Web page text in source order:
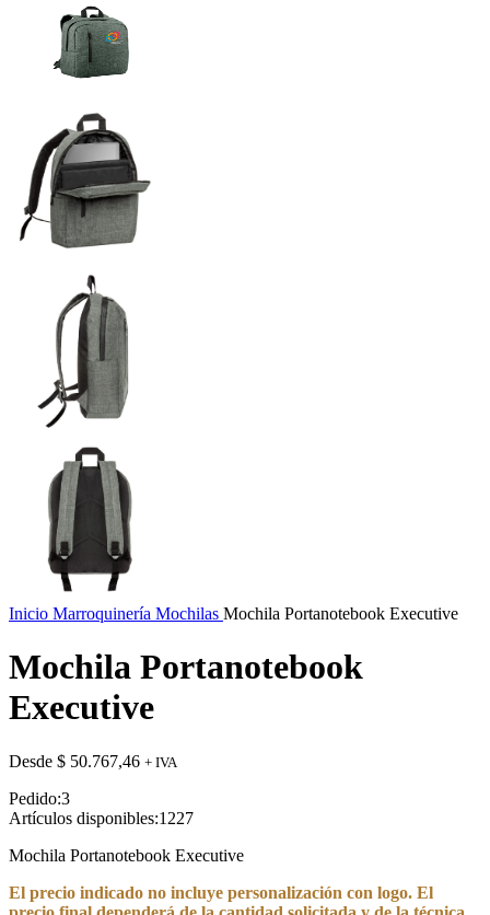
Inicio Marroquinería Mochilas Mochila Portanotebook Executive
Mochila Portanotebook
Executive
Desde $ 50.767,46 + IVA
Pedido:3
Artículos disponibles:1227
Mochila Portanotebook Executive
El precio indicado no incluye personalización con logo. El